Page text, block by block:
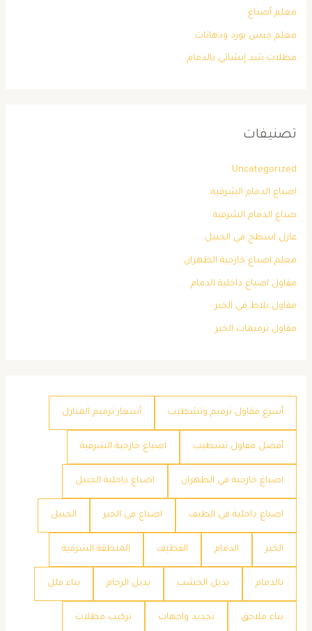
معلم أصباغ
معلم جبس بورد ودهانات
مظلات شد إنشائي بالدمام
تصنيفات
Uncategorized
اصباغ الدمام الشرقية
صباغ الدمام الشرقية
عازل اسطح في الجبيل
معلم اصباغ خارجية الظهران
مقاول اصباغ داخلية الدمام
مقاول بلاط في الخبر
مقاول ترميمات الخبر
أسرع مقاول ترميم وتشطيب أسعار ترميم المنازل
أفضل مقاول تشطيب اصباغ خارجية الشرقية
اصباغ خارجية في الظهران اصباغ داخلية الجبيل
اصباغ داخلية في الطيف اصباغ في الخبر الجبيل
الخبر الدمام القطيف المنطقة الشرقية
بالدمام بديل الخشب بديل الرخام بناء فلل
بناء ملاحق تجديد واجهات تركيب مظلات